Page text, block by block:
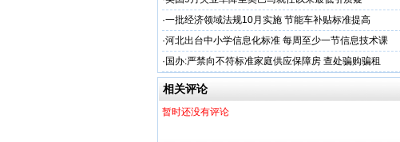
·一批经济领域法规10月实施 节能车补贴标准提高
·河北出台中小学信息化标准 每周至少一节信息技术课
· 国办:严禁向不符标准家庭供应保障房 查处骗购骗租
相关评论
暂时还没有评论